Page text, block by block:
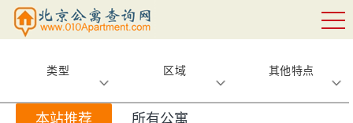
类型 区域 其他特点
本站推荐 所有公寓